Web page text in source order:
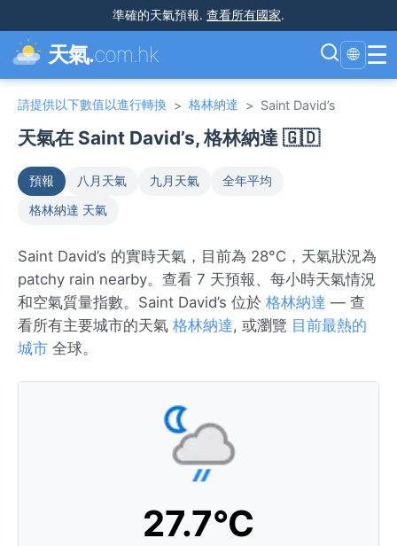
準確的天氣預報. 查看所有國家.
天氣.com.hk 🌐 ☰
請提供以下數值以進行轉換 > 格林納達 > Saint David’s
天氣在 Saint David’s, 格林納達 🇬🇩
預報 八月天氣 九月天氣
全年平均
格林納達 天氣
Saint David’s 的實時天氣，目前為 28°C，天氣狀況為
patchy rain nearby。查看 7 天預報、每小時天氣情況
和空氣質量指數。Saint David’s 位於 格林納達 — 查
看所有主要城市的天氣 格林納達, 或瀏覽 目前最熱的
城市 全球。
27.7°C